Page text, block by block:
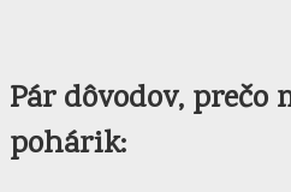
Pár dôvodov, prečo
pohárik: